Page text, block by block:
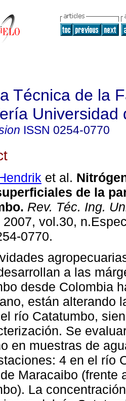
Técnica de la
Universidad
ISSN 0254-0770
et al.
de la
. Rev. Téc. Ing.
2007, vol.30,
0770.
a las
desde Colombia
están alterando
río Catatumbo,
Se
en muestras de
4 en el río
Maracaibo (frente
La